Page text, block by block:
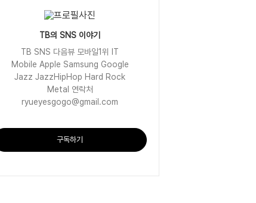
TB의 SNS 이야기
TB SNS 다음뷰 모바일1위 IT
Mobile Apple Samsung Google
Jazz JazzHipHop Hard Rock
Metal 연락처
ryueyesgogo@gmail.com
구독하기